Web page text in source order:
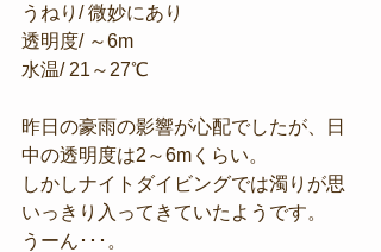
うねり/ 微妙にあり
透明度/ ～6m
水温/ 21～27℃
昨日の豪雨の影響が心配でしたが、日
中の透明度は2～6mくらい。
しかしナイトダイビングでは濁りが思
いっきり入ってきていたようです。
うーん･･･。